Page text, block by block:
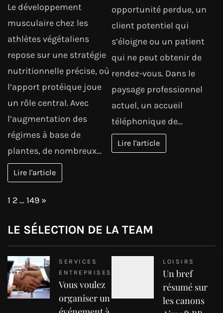
Le développement
musculaire chez les
athlètes végétaliens
repose sur une stratégie
nutritionnelle précise, où
l’apport protéique joue
un rôle central. Avec
l’augmentation des
régimes à base de
plantes, de nombreux…
Lire l'article
opportunité perdue, un
client potentiel qui
s’éloigne ou un patient
qui ne peut obtenir de
rendez-vous. Dans le
paysage professionnel
actuel, un accueil
téléphonique de…
Lire l'article
Page:
1 2…149 Next
»
LE SÉLECTION DE LA TEAM
SERVICES
ENTREPRISES
Vous voulez
organiser un
LOISIRS
Un bref
résumé sur
les canons